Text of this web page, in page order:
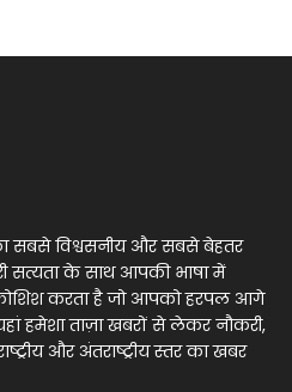
सबसे विश्वसनीय और सबसे बेहतर
सत्यता के साथ आपकी भाषा में
करता है जो आपको हरपल आगे
हमेशा ताज़ा खबरों से लेकर नौकरी,
और अंतराष्ट्रीय स्तर का खबर